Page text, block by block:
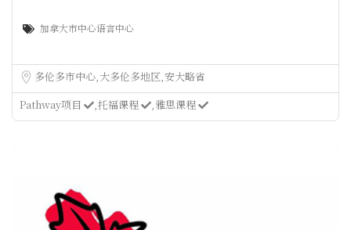
加拿大市中心语言中心
多伦多市中心大多伦多地区安大略省
Pathway项目
托福课程 雅思课程